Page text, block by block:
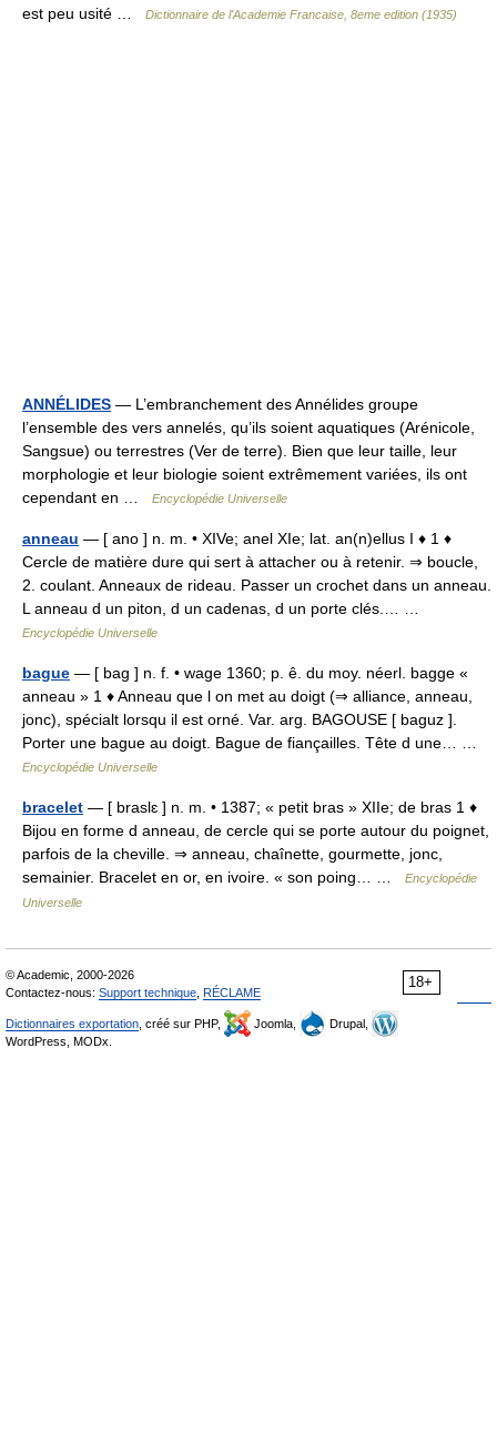
est peu usité …
Dictionnaire de l'Academie Francaise, 8eme edition (1935)
ANNÉLIDES — L’embranchement des Annélides groupe
l’ensemble des vers annelés, qu’ils soient aquatiques (Arénicole,
Sangsue) ou terrestres (Ver de terre). Bien que leur taille, leur
morphologie et leur biologie soient extrêmement variées, ils ont
cependant en …
Encyclopédie Universelle
anneau — [ ano ] n. m. • XIVe; anel XIe; lat. an(n)ellus I ♦ 1 ♦
Cercle de matière dure qui sert à attacher ou à retenir. ⇒ boucle,
2. coulant. Anneaux de rideau. Passer un crochet dans un anneau.
L anneau d un piton, d un cadenas, d un porte clés.… …
Encyclopédie Universelle
bague — [ bag ] n. f. • wage 1360; p. ê. du moy. néerl. bagge «
anneau » 1 ♦ Anneau que l on met au doigt (⇒ alliance, anneau,
jonc), spécialt lorsqu il est orné. Var. arg. BAGOUSE [ baguz ].
Porter une bague au doigt. Bague de fiançailles. Tête d une… …
Encyclopédie Universelle
bracelet — [ braslɛ ] n. m. • 1387; « petit bras » XIIe; de bras 1 ♦
Bijou en forme d anneau, de cercle qui se porte autour du poignet,
parfois de la cheville. ⇒ anneau, chaînette, gourmette, jonc,
semainier. Bracelet en or, en ivoire. « son poing… …
Encyclopédie
Universelle
18+
© Academic, 2000-2026
Contactez-nous: Support technique RÉCLAME
Dictionnaires exportation , créé sur PHP, Joomla,
Drupal,
WordPress, MODx.